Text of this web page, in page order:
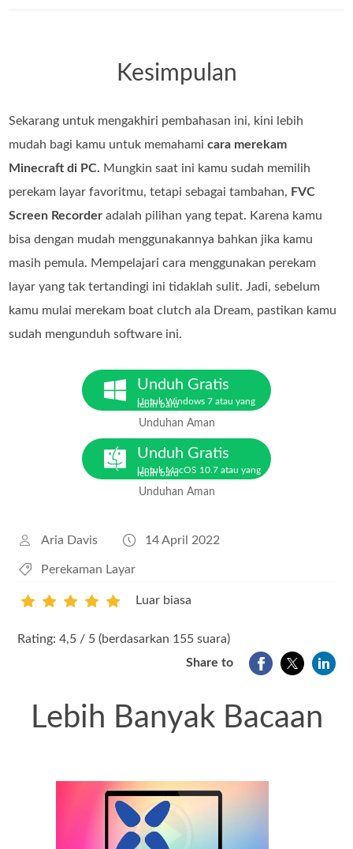
Kesimpulan
Sekarang untuk mengakhiri pembahasan ini, kini lebih
mudah bagi kamu untuk memahamicara merekam
Minecraft di PC. Mungkin saat ini kamu sudah memilih
perekam layar favoritmu, tetapi sebagai tambahan, FVC
Screen Recorder adalah pilihan yang tepat. Karena kamu
bisa dengan mudah menggunakannya bahkan jika kamu
masih pemula. Mempelajari cara menggunakan perekam
layar yang tak tertandingi ini tidaklah sulit. Jadi, sebelum
kamu mulai merekam boat clutch ala Dream, pastikan kamu
sudah mengunduh software ini.
Unduh Gratis
Untuk Windows 7 atau yang
lebih baru
Unduhan Aman
Unduh Gratis
Untuk MacOS 10.7 atau yang
lebih baru
Unduhan Aman
Aria Davis 14 April 2022
Perekaman Layar
2
Luar biasa
Rating: 4,5 / 5 (berdasarkan 155 suara)
Share to
Lebih Banyak Bacaan